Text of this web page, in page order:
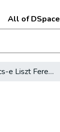
All of DSpace
Nemzeti kincs-e Liszt Ferenc